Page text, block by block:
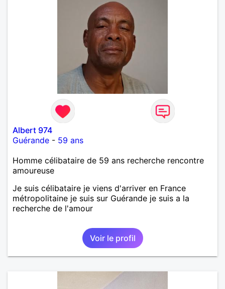
Albert 974
Guérande - 59 ans
Homme célibataire de 59 ans recherche rencontre
amoureuse
Je suis célibataire je viens d'arriver en France
métropolitaine je suis sur Guérande je suis a la
recherche de l'amour
Voir le profil